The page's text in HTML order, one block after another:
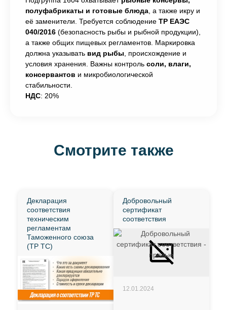
полуфабрикаты и готовые блюда , а также икру и
её заменители. Требуется соблюдение ТР ЕАЭС
040/2016 (безопасность рыбы и рыбной продукции),
а также общих пищевых регламентов. Маркировка
должна указывать вид рыбы , происхождение и
условия хранения. Важны контроль соли, влаги,
консервантов и микробиологической
стабильности.
НДС: 20%
Смотрите также
Декларация
соответствия
техническим
регламентам
Таможенного союза
(ТР ТС)
Добровольный
сертификат
соответствия
12.01.2024